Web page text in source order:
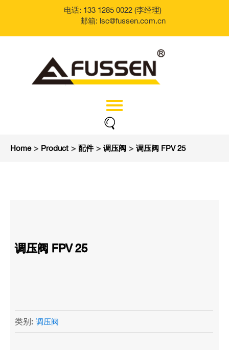
电话: 133 1285 0022 (李经理)
邮箱: lsc@fussen.com.cn
Home > Product > 配件 > 调压阀 > 调压阀 FPV 25
调压阀 FPV 25
类别: 调压阀